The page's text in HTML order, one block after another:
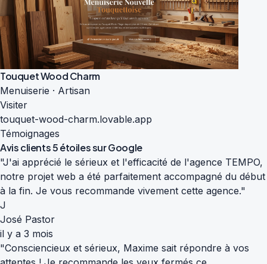
Touquet Wood Charm
Menuiserie · Artisan
Visiter
touquet-wood-charm.lovable.app
Témoignages
Avis clients5 étoiles sur Google
"J'ai apprécié le sérieux et l'efficacité de l'agence TEMPO,
notre projet web a été parfaitement accompagné du début
à la fin. Je vous recommande vivement cette agence."
J
José Pastor
il y a 3 mois
"Consciencieux et sérieux, Maxime sait répondre à vos